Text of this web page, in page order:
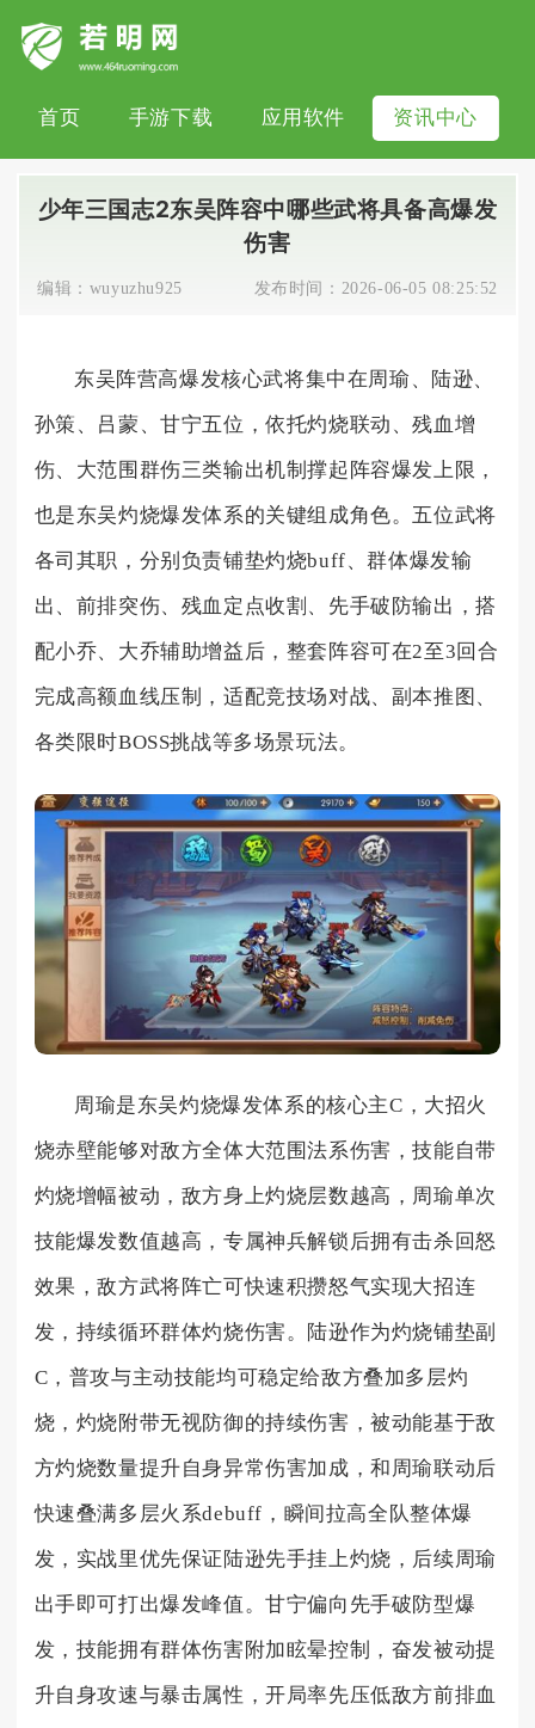
首页 手游下载 应用软件 资讯中心
少年三国志2东吴阵容中哪些武将具备高爆发
伤害
编辑： wuyuzhu925 发布时间： 2026-06-05 08:25:52
东吴阵营高爆发核心武将集中在周瑜、陆逊、
孙策、吕蒙、甘宁五位，依托灼烧联动、残血增
伤、大范围群伤三类输出机制撑起阵容爆发上限，
也是东吴灼烧爆发体系的关键组成角色。五位武将
各司其职，分别负责铺垫灼烧buff、群体爆发输
出、前排突伤、残血定点收割、先手破防输出，搭
配小乔、大乔辅助增益后，整套阵容可在2至3回合
完成高额血线压制，适配竞技场对战、副本推图、
各类限时BOSS挑战等多场景玩法。
周瑜是东吴灼烧爆发体系的核心主C，大招火
烧赤壁能够对敌方全体大范围法系伤害，技能自带
灼烧增幅被动，敌方身上灼烧层数越高，周瑜单次
技能爆发数值越高，专属神兵解锁后拥有击杀回怒
效果，敌方武将阵亡可快速积攒怒气实现大招连
发，持续循环群体灼烧伤害。陆逊作为灼烧铺垫副
C，普攻与主动技能均可稳定给敌方叠加多层灼
烧，灼烧附带无视防御的持续伤害，被动能基于敌
方灼烧数量提升自身异常伤害加成，和周瑜联动后
快速叠满多层火系debuff，瞬间拉高全队整体爆
发，实战里优先保证陆逊先手挂上灼烧，后续周瑜
出手即可打出爆发峰值。甘宁偏向先手破防型爆
发，技能拥有群体伤害附加眩晕控制，奋发被动提
升自身攻速与暴击属性，开局率先压低敌方前排血